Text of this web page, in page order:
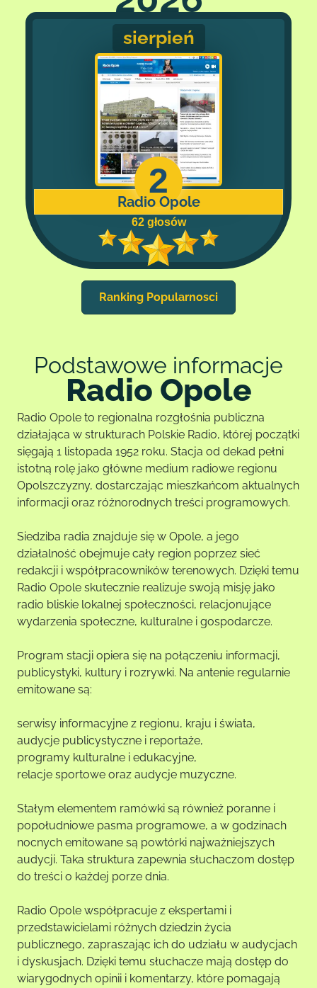
sierpień
2
Radio Opole
62 głosów
Ranking Popularnosci
Podstawowe informacje
Radio Opole
Radio Opole to regionalna rozgłośnia publiczna
działająca w strukturach Polskie Radio, której początki
sięgają 1 listopada 1952 roku. Stacja od dekad pełni
istotną rolę jako główne medium radiowe regionu
Opolszczyzny, dostarczając mieszkańcom aktualnych
informacji oraz różnorodnych treści programowych.
Siedziba radia znajduje się w Opole, a jego
działalność obejmuje cały region poprzez sieć
redakcji i współpracowników terenowych. Dzięki temu
Radio Opole skutecznie realizuje swoją misję jako
radio bliskie lokalnej społeczności, relacjonujące
wydarzenia społeczne, kulturalne i gospodarcze.
Program stacji opiera się na połączeniu informacji,
publicystyki, kultury i rozrywki. Na antenie regularnie
emitowane są:
serwisy informacyjne z regionu, kraju i świata,
audycje publicystyczne i reportaże,
programy kulturalne i edukacyjne,
relacje sportowe oraz audycje muzyczne.
Stałym elementem ramówki są również poranne i
popołudniowe pasma programowe, a w godzinach
nocnych emitowane są powtórki najważniejszych
audycji. Taka struktura zapewnia słuchaczom dostęp
do treści o każdej porze dnia.
Radio Opole współpracuje z ekspertami i
przedstawicielami różnych dziedzin życia
publicznego, zapraszając ich do udziału w audycjach
i dyskusjach. Dzięki temu słuchacze mają dostęp do
wiarygodnych opinii i komentarzy, które pomagają